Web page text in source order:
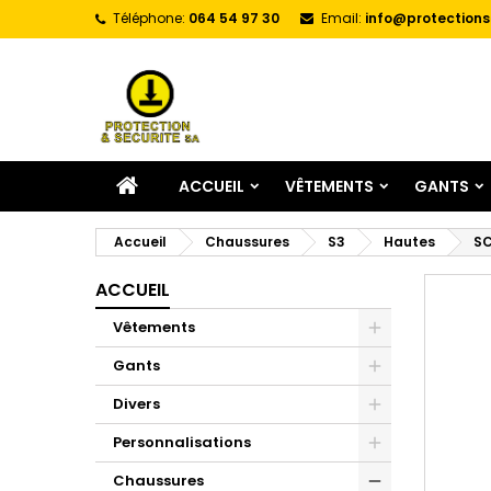
Téléphone: 064 54 97 30 Email:
ACCUEIL VÊTEMENTS GANTS
Accueil Chaussures S3 Hautes
ACCUEIL
Vêtements
Gants
Divers
Personnalisations
Chaussures